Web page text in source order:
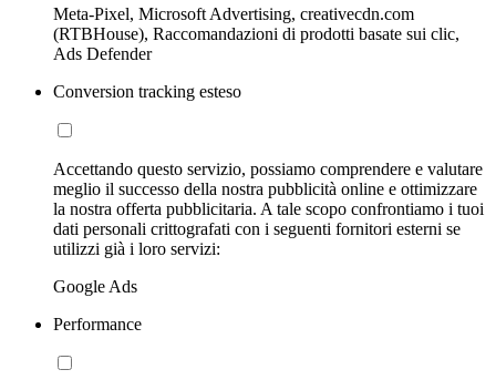
Meta-Pixel, Microsoft Advertising, creativecdn.com
(RTBHouse), Raccomandazioni di prodotti basate sui clic,
Ads Defender
Conversion tracking esteso
Accettando questo servizio, possiamo comprendere e valutare
meglio il successo della nostra pubblicità online e ottimizzare
la nostra offerta pubblicitaria. A tale scopo confrontiamo i tuoi
dati personali crittografati con i seguenti fornitori esterni se
utilizzi già i loro servizi:
Google Ads
Performance